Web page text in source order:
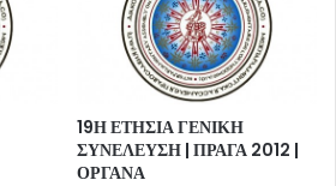
19Η ΕΤΗΣΙΑ ΓΕΝΙΚΗ
ΣΥΝΕΛΕΥΣΗ | ΠΡΑΓΑ 2012 |
ΟΡΓΑΝΑ